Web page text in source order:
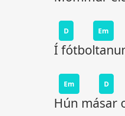
D Em
Í
Em D
Hún másar